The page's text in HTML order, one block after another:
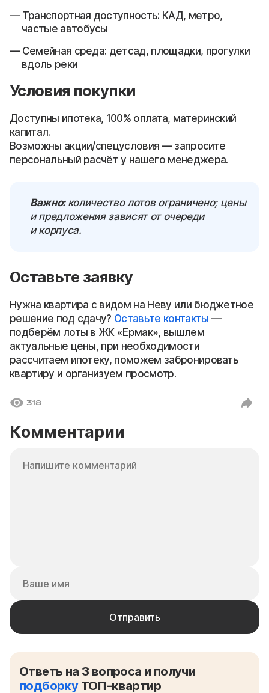
Транспортная доступность: КАД, метро,
частые автобусы
Семейная среда: детсад, площадки, прогулки
вдоль реки
Условия покупки
Доступны ипотека, 100% оплата, материнский
капитал.
Возможны акции/спецусловия — запросите
персональный расчёт у нашего менеджера.
Важно: количество лотов ограничено; цены
и предложения зависят от очереди
и корпуса.
Оставьте заявку
Нужна квартира с видом на Неву или бюджетное
решение под сдачу? Оставьте контакты —
подберём лоты в ЖК «Ермак», вышлем
актуальные цены, при необходимости
рассчитаем ипотеку, поможем забронировать
квартиру и организуем просмотр.
318
Комментарии
Ответь на 3 вопроса и получи
подборкуТОП-квартир